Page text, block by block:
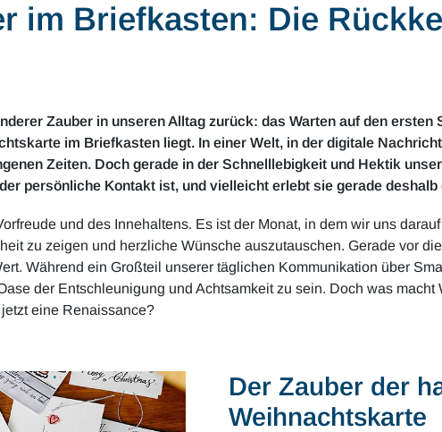
im Briefkasten: Die
Zauber in unseren Alltag zurück: das Warten auf den ersten
im Briefkasten liegt. In einer Welt, in der digitale
Zeiten. Doch gerade in der Schnelllebigkeit und Hektik
persönliche Kontakt ist, und vielleicht erlebt sie gerade
und des Innehaltens. Es ist der Monat, in dem wir uns
zu zeigen und herzliche Wünsche auszutauschen. Gerade vor
Während ein Großteil unserer täglichen Kommunikation über
der Entschleunigung und Achtsamkeit zu sein. Doch was
eine Renaissance?
Der Zauber der
Weihnachtskarte